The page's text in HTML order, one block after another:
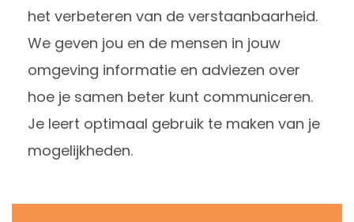
het verbeteren van de verstaanbaarheid.
We geven jou en de mensen in jouw
omgeving informatie en adviezen over
hoe je samen beter kunt communiceren.
Je leert optimaal gebruik te maken van je
mogelijkheden.